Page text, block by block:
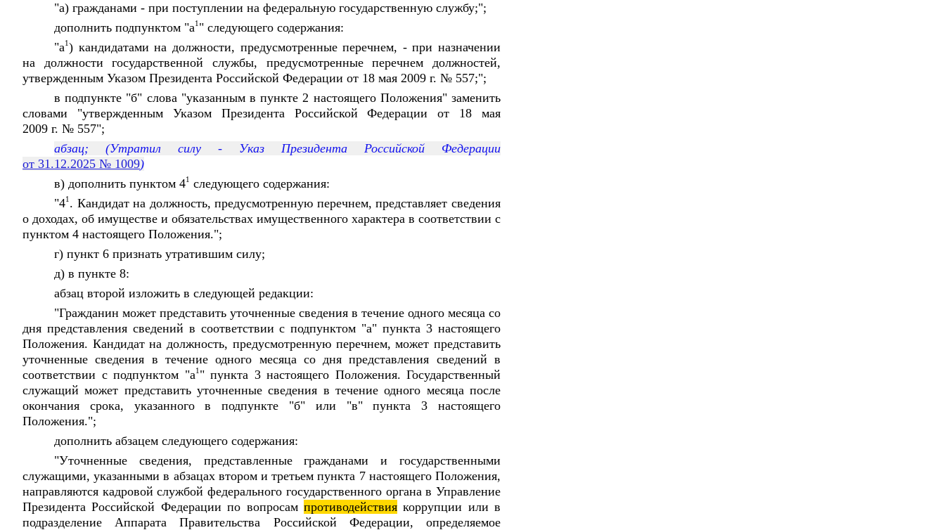
"а) гражданами - при поступлении на федеральную государственную службу;";
дополнить подпунктом "а1 " следующего содержания:
"а1) кандидатами на должности, предусмотренные перечнем, - при назначении
на должности государственной службы, предусмотренные перечнем должностей,
утвержденным Указом Президента Российской Федерации от 18 мая 2009 г. № 557;";
в подпункте "б" слова "указанным в пункте 2 настоящего Положения" заменить
словами "утвержденным Указом Президента Российской Федерации от 18 мая
2009 г. № 557";
абзац; (Утратил силу - Указ Президента Российской Федерации
от 31.12.2025 № 1009)
в) дополнить пунктом 41 следующего содержания:
"41 . Кандидат на должность, предусмотренную перечнем, представляет сведения
о доходах, об имуществе и обязательствах имущественного характера в соответствии с
пунктом 4 настоящего Положения.";
г) пункт 6 признать утратившим силу;
д) в пункте 8:
абзац второй изложить в следующей редакции:
"Гражданин может представить уточненные сведения в течение одного месяца со
дня представления сведений в соответствии с подпунктом "а" пункта 3 настоящего
Положения. Кандидат на должность, предусмотренную перечнем, может представить
уточненные сведения в течение одного месяца со дня представления сведений в
соответствии с подпунктом "а1 " пункта 3 настоящего Положения. Государственный
служащий может представить уточненные сведения в течение одного месяца после
окончания срока, указанного в подпункте "б" или "в" пункта 3 настоящего
Положения.";
дополнить абзацем следующего содержания:
"Уточненные сведения, представленные гражданами и государственными
служащими, указанными в абзацах втором и третьем пункта 7 настоящего Положения,
направляются кадровой службой федерального государственного органа в Управление
Президента Российской Федерации по вопросам противодействиякоррупции или в
подразделение Аппарата Правительства Российской Федерации, определяемое